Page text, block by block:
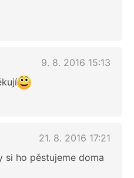
9. 8. 2016 15:13
21. 8. 2016 17:21
si ho pěstujeme doma